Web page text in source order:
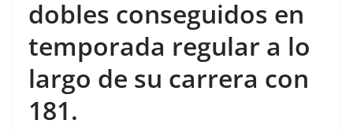
dobles conseguidos en
temporada regular a lo
largo de su carrera con
181.